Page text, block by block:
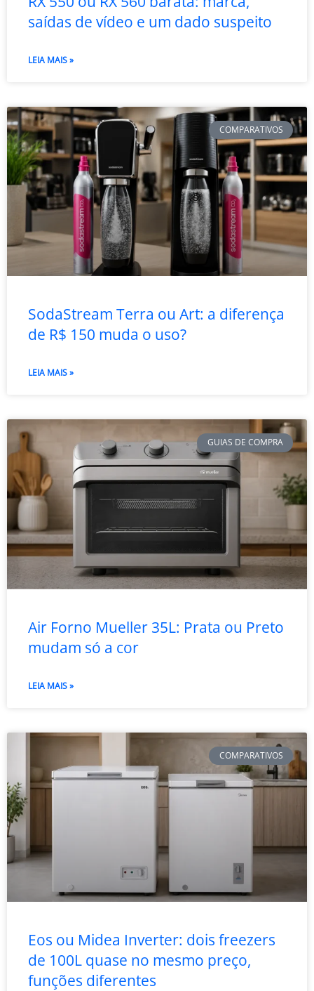
saídas de vídeo e um dado suspeito
LEIA MAIS »
COMPARATIVOS
SodaStream Terra ou Art: a diferença
de R$ 150 muda o uso?
LEIA MAIS »
GUIAS DE COMPRA
Air Forno Mueller 35L: Prata ou Preto
mudam só a cor
LEIA MAIS »
COMPARATIVOS
Eos ou Midea Inverter: dois freezers
de 100L quase no mesmo preço,
funções diferentes